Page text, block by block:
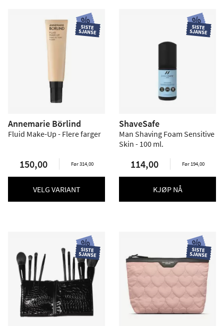
Annemarie Börlind
Fluid Make-Up - Flere farger
150,00 Før 314,00
VELG VARIANT
ShaveSafe
Man Shaving Foam Sensitive
Skin - 100 ml.
114,00 Før 194,00
KJØP NÅ